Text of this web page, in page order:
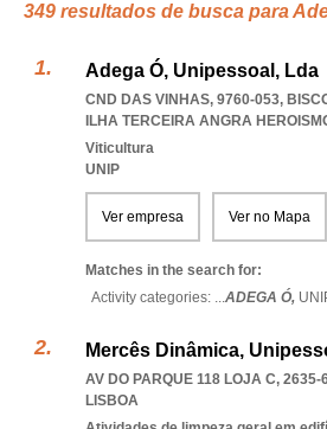
349 resultados de busca para
Adega Ó, Unipessoal, Lda
CND DAS VINHAS, 9760-053,
ILHA TERCEIRA ANGRA
Viticultura
UNIP
Ver empresa Ver no Mapa
Matches in the search for:
Activity categories: ...ADEGA Ó,
Mercês Dinâmica,
AV DO PARQUE 118 LOJA C, 2635-
LISBOA